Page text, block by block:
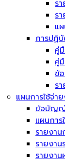
ร
ร
แ
การปฏิ
คู่
คู่
ข้
ร
แผนการใช้จ่า
ข้อบัญญั
แผนการ
รายงา
รายงาน
รายงาน